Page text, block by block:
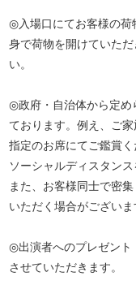
◎入場口にてお客様の荷
身で荷物を開けていた
い。
◎政府・自治体から定め
ております。例え、ご
指定のお席にてご鑑賞
ソーシャルディスタン
また、お客様同士で密
いただく場合がございま
◎出演者へのプレゼント
させていただきます。